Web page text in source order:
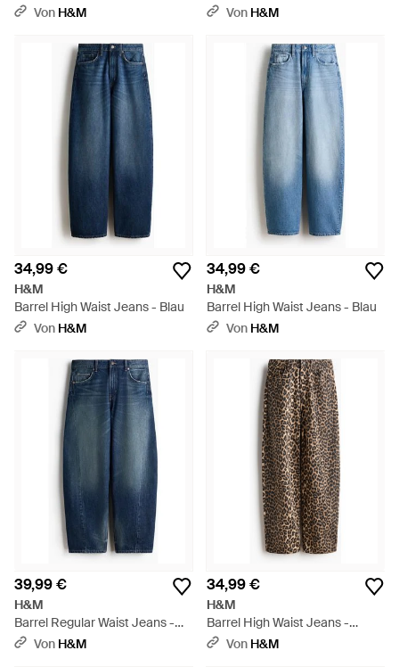
Jeans - Blau
Von H&M
Von H&M
34,99 €
H&M
Barrel High Waist Jeans - Blau
Von H&M
34,99 €
H&M
Barrel High Waist Jeans - Blau
Von H&M
39,99 €
H&M
Barrel Regular Waist Jeans -
BlauVon H&M
34,99 €
H&M
Barrel High Waist Jeans -
Braun
Von H&M